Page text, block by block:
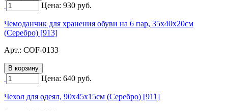
Цена: 930 руб.
Чемоданчик для хранения обуви на 6 пар, 35х40х20см
(Серебро) [913]
Арт.: COF-0133
Цена: 640 руб.
Чехол для одеял, 90х45х15см (Серебро) [911]